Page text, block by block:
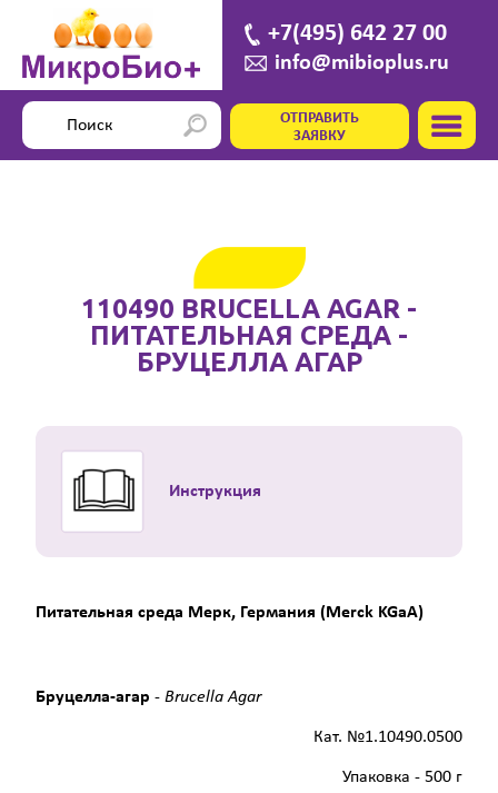
+7(495) 642 27 00
info@mibioplus.ru
ОТПРАВИТЬ
ЗАЯВКУ
110490 BRUCELLA AGAR -
ПИТАТЕЛЬНАЯ СРЕДА -
БРУЦЕЛЛА АГАР
Инструкция
Питательная среда Мерк, Германия (Merck KGaA)
Бруцелла-агар - Brucella Agar
Кат. №1.10490.0500
Упаковка - 500 г